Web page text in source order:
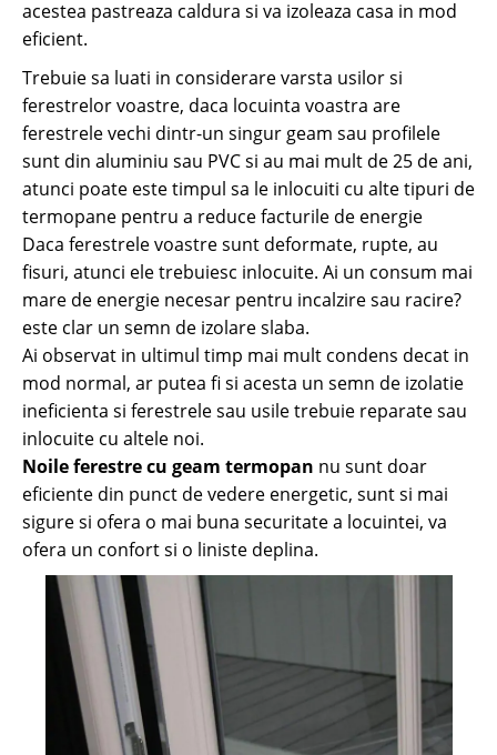
acestea pastreaza caldura si va izoleaza casa in mod
eficient.
Trebuie sa luati in considerare varsta usilor si
ferestrelor voastre, daca locuinta voastra are
ferestrele vechi dintr-un singur geam sau profilele
sunt din aluminiu sau PVC si au mai mult de 25 de ani,
atunci poate este timpul sa le inlocuiti cu alte tipuri de
termopane pentru a reduce facturile de energie
Daca ferestrele voastre sunt deformate, rupte, au
fisuri, atunci ele trebuiesc inlocuite. Ai un consum mai
mare de energie necesar pentru incalzire sau racire?
este clar un semn de izolare slaba.
Ai observat in ultimul timp mai mult condens decat in
mod normal, ar putea fi si acesta un semn de izolatie
ineficienta si ferestrele sau usile trebuie reparate sau
inlocuite cu altele noi.
Noile ferestre cu geam termopan nu sunt doar
eficiente din punct de vedere energetic, sunt si mai
sigure si ofera o mai buna securitate a locuintei, va
ofera un confort si o liniste deplina.